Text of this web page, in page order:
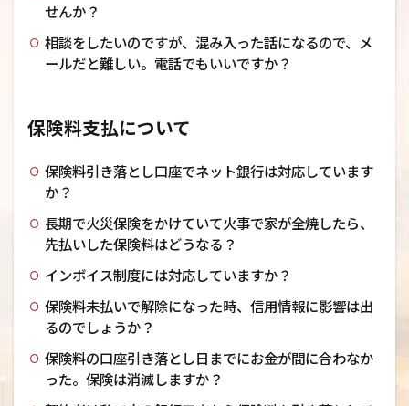
せんか？
相談をしたいのですが、混み入った話になるので、メ
ールだと難しい。電話でもいいですか？
保険料支払について
保険料引き落とし口座でネット銀行は対応しています
か？
長期で火災保険をかけていて火事で家が全焼したら、
先払いした保険料はどうなる？
インボイス制度には対応していますか？
保険料未払いで解除になった時、信用情報に影響は出
るのでしょうか？
保険料の口座引き落とし日までにお金が間に合わなか
った。保険は消滅しますか？